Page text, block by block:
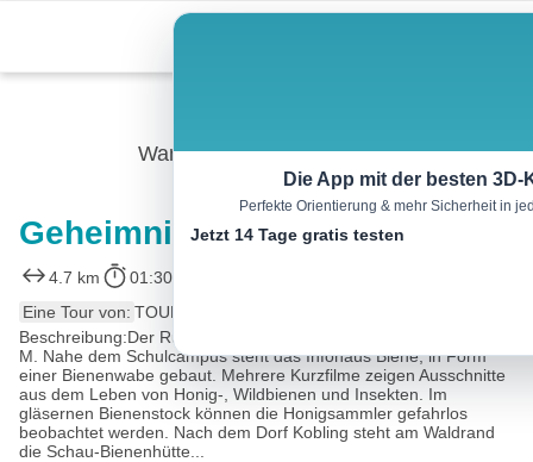
content
Wandern
Geheimnisvolle Honigbiene
4.7 km 01:30 h
Eine Tour von: TOURDATA
Beschreibung:Der Rundweg beginnt am Marktplatz in St. Martin i.
M. Nahe dem Schulcampus steht das Infohaus Biene, in Form
einer Bienenwabe gebaut. Mehrere Kurzfilme zeigen Ausschnitte
aus dem Leben von Honig-, Wildbienen und Insekten. Im
gläsernen Bienenstock können die Honigsammler gefahrlos
beobachtet werden. Nach dem Dorf Kobling steht am Waldrand
die Schau-Bienenhütte...
Die App mit der besten 3D-
Perfekte Orientierung & mehr Sicherheit in
Jetzt 14 Tage gratis testen